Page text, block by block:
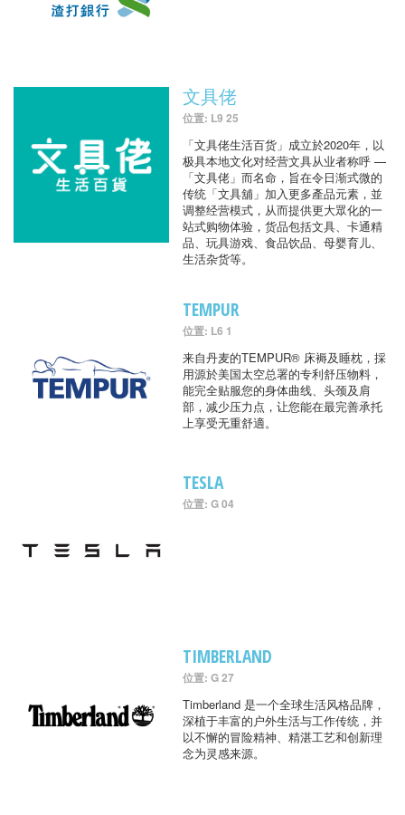
文具佬
位置: L9 25
「文具佬生活百货」成立於2020年，以
极具本地文化对经营文具从业者称呼 —
「文具佬」而名命，旨在令日渐式微的
传统「文具舖」加入更多產品元素，並
调整经营模式，从而提供更大眾化的一
站式购物体验，货品包括文具、卡通精
品、玩具游戏、食品饮品、母婴育儿、
生活杂货等。
TEMPUR
位置: L6 1
来自丹麦的TEMPUR® 床褥及睡枕，採
用源於美国太空总署的专利舒压物料，
能完全贴服您的身体曲线、头颈及肩
部，减少压力点，让您能在最完善承托
上享受无重舒適。
TESLA
位置: G 04
TIMBERLAND
位置: G 27
Timberland 是一个全球生活风格品牌，
深植于丰富的户外生活与工作传统，并
以不懈的冒险精神、精湛工艺和创新理
念为灵感来源。